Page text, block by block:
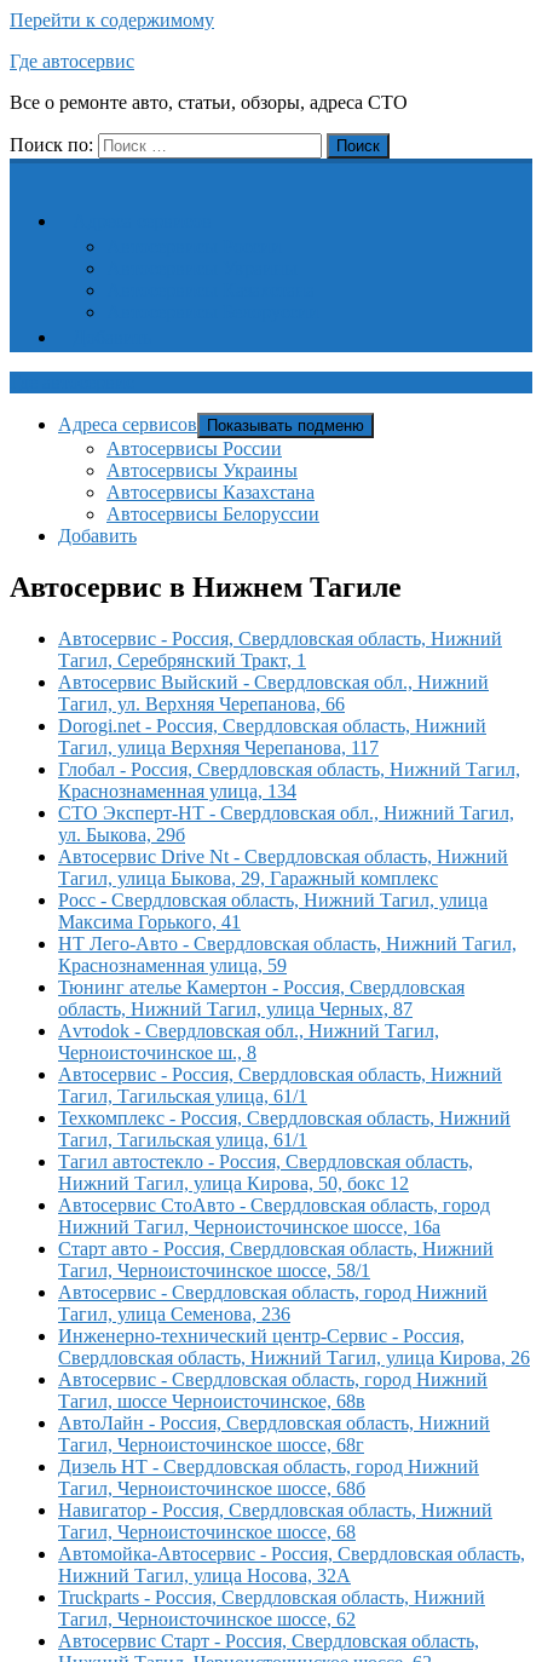
Перейти к содержимому
Где автосервис
Все о ремонте авто, статьи, обзоры, адреса СТО
Поиск по: Поиск
Адреса сервисов Показывать подменю
Автосервисы России
Автосервисы Украины
Автосервисы Казахстана
Автосервисы Белоруссии
Добавить
Автосервис в Нижнем Тагиле
Автосервис - Россия, Свердловская область, Нижний
Тагил, Серебрянский Тракт, 1
Автосервис Выйский - Свердловская обл., Нижний
Тагил, ул. Верхняя Черепанова, 66
Dorogi.net - Россия, Свердловская область, Нижний
Тагил, улица Верхняя Черепанова, 117
Глобал - Россия, Свердловская область, Нижний Тагил,
Краснознаменная улица, 134
СТО Эксперт-НТ - Свердловская обл., Нижний Тагил,
ул. Быкова, 29б
Автосервис Drive Nt - Свердловская область, Нижний
Тагил, улица Быкова, 29, Гаражный комплекс
Росс - Свердловская область, Нижний Тагил, улица
Максима Горького, 41
НТ Лего-Авто - Свердловская область, Нижний Тагил,
Краснознаменная улица, 59
Тюнинг ателье Камертон - Россия, Свердловская
область, Нижний Тагил, улица Черных, 87
Аvтоdok - Свердловская обл., Нижний Тагил,
Черноисточинское ш., 8
Автосервис - Россия, Свердловская область, Нижний
Тагил, Тагильская улица, 61/1
Техкомплекс - Россия, Свердловская область, Нижний
Тагил, Тагильская улица, 61/1
Тагил автостекло - Россия, Свердловская область,
Нижний Тагил, улица Кирова, 50, бокс 12
Автосервис СтоАвто - Свердловская область, город
Нижний Тагил, Черноисточинское шоссе, 16а
Старт авто - Россия, Свердловская область, Нижний
Тагил, Черноисточинское шоссе, 58/1
Автосервис - Свердловская область, город Нижний
Тагил, улица Семенова, 236
Инженерно-технический центр-Сервис - Россия,
Свердловская область, Нижний Тагил, улица Кирова, 26
Автосервис - Свердловская область, город Нижний
Тагил, шоссе Черноисточинское, 68в
АвтоЛайн - Россия, Свердловская область, Нижний
Тагил, Черноисточинское шоссе, 68г
Дизель НТ - Свердловская область, город Нижний
Тагил, Черноисточинское шоссе, 68б
Навигатор - Россия, Свердловская область, Нижний
Тагил, Черноисточинское шоссе, 68
Автомойка-Автосервис - Россия, Свердловская область,
Нижний Тагил, улица Носова, 32А
Truckparts - Россия, Свердловская область, Нижний
Тагил, Черноисточинское шоссе, 62
Автосервис Старт - Россия, Свердловская область,